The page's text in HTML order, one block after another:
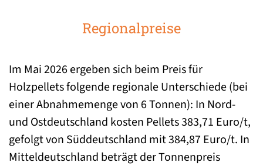
Regionalpreise
Im Mai 2026 ergeben sich beim Preis für
Holzpellets folgende regionale Unterschiede (bei
einer Abnahmemenge von 6 Tonnen): In Nord-
und Ostdeutschland kosten Pellets 383,71 Euro/t,
gefolgt von Süddeutschland mit 384,87 Euro/t. In
Mitteldeutschland beträgt der Tonnenpreis